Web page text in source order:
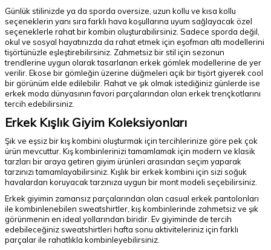
Günlük stilinizde ya da sporda oversize, uzun kollu ve kısa kollu
seçeneklerin yanı sıra farklı hava koşullarına uyum sağlayacak özel
seçeneklerle rahat bir kombin oluşturabilirsiniz. Sadece sporda değil,
okul ve sosyal hayatınızda da rahat etmek için eşofman altı modellerini
tişörtünüzle eşleştirebilirsiniz. Zahmetsiz bir stil için sezonun
trendlerine uygun olarak tasarlanan erkek gömlek modellerine de yer
verilir. Ekose bir gömleğin üzerine düğmeleri açık bir tişört giyerek cool
bir görünüm elde edilebilir. Rahat ve şık olmak istediğiniz günlerde ise
erkek moda dünyasının favori parçalarından olan erkek trençkotlarını
tercih edebilirsiniz.
Erkek Kışlık Giyim Koleksiyonları
Şık ve eşsiz bir kış kombini oluşturmak için tercihlerinize göre pek çok
ürün mevcuttur. Kış kombinlerinizi tamamlamak için modern ve klasik
tarzları bir araya getiren giyim ürünleri arasından seçim yaparak
tarzınızı tamamlayabilirsiniz. Kışlık bir erkek kombini için sizi soğuk
havalardan koruyacak tarzınıza uygun bir mont modeli seçebilirsiniz.
Erkek giyimin zamansız parçalarından olan casual erkek pantolonları
ile kombinlenebilen sweatshirtler, kış kombinlerinde zahmetsiz ve şık
görünmenin en ideal yollarından biridir. Ev giyiminde de tercih
edebileceğiniz sweatshirtleri hafta sonu aktiviteleriniz için farklı
parçalar ile rahatlıkla kombinleyebilirsiniz.